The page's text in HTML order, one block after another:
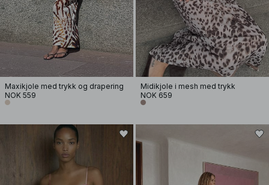
Maxikjole med trykk og drapering
NOK 559
Midikjole i mesh med trykk
NOK 659